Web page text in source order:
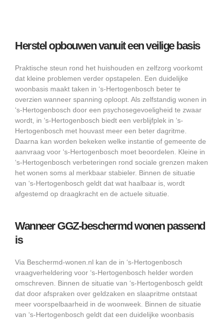
Herstel opbouwen vanuit een veilige basis
Praktische steun rond het huishouden en zelfzorg voorkomt
dat kleine problemen verder opstapelen. Een duidelijke
woonbasis maakt taken in ‘s-Hertogenbosch beter te
overzien wanneer spanning oploopt. Als zelfstandig wonen in
‘s-Hertogenbosch door een psychosegevoeligheid te zwaar
wordt, in ‘s-Hertogenbosch biedt een verblijfplek in ‘s-
Hertogenbosch met houvast meer een beter dagritme.
Daarna kan worden bekeken welke instantie of gemeente de
aanvraag voor ‘s-Hertogenbosch moet beoordelen. Kleine in
‘s-Hertogenbosch verbeteringen rond sociale grenzen maken
het wonen soms al merkbaar stabieler. Binnen de situatie
van ‘s-Hertogenbosch geldt dat wat haalbaar is, wordt
afgestemd op draagkracht en de actuele situatie.
Wanneer GGZ-beschermd wonen passend
is
Via Beschermd-wonen.nl kan de in ‘s-Hertogenbosch
vraagverheldering voor ‘s-Hertogenbosch helder worden
omschreven. Binnen de situatie van ‘s-Hertogenbosch geldt
dat door afspraken over geldzaken en slaapritme ontstaat
meer voorspelbaarheid in de woonweek. Binnen de situatie
van ‘s-Hertogenbosch geldt dat een duidelijke woonbasis